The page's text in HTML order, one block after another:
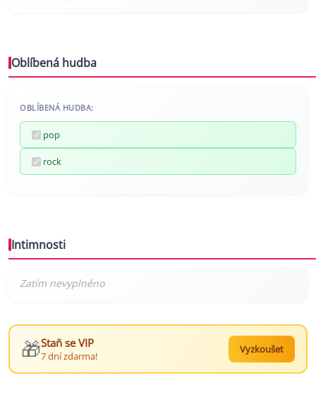
Oblíbená hudba
OBLÍBENÁ HUDBA:
pop
rock
Intimnosti
🎁Staň se VIP
7 dní zdarma!
Vyzkoušet